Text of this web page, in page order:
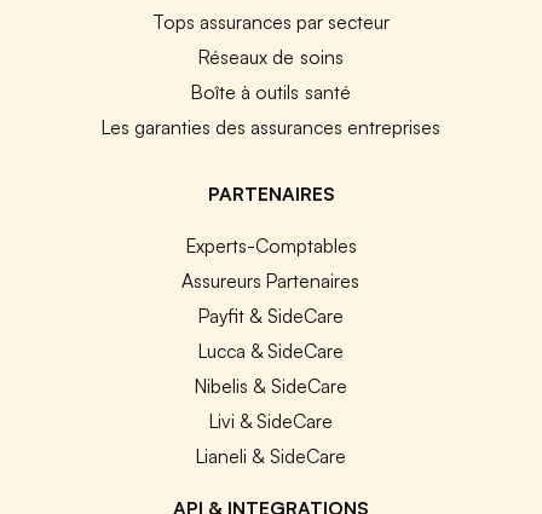
Tops assurances par secteur
Réseaux de soins
Boîte à outils santé
Les garanties des assurances entreprises
PARTENAIRES
Experts-Comptables
Assureurs Partenaires
Payfit & SideCare
Lucca & SideCare
Nibelis & SideCare
Livi & SideCare
Lianeli & SideCare
API & INTEGRATIONS